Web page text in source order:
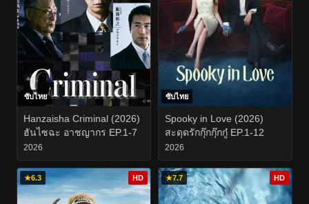
ซับไทย
Hanzaisha Criminal (2026)
ฮันไซฉะ อาชญากร EP.1-7
2026
ซับไทย
Spooky in Love (2026)
สะดุดรักกุ๊กกุ๊กกู๋ EP.1-12
2026
★6.3 HD ★7.7 HD